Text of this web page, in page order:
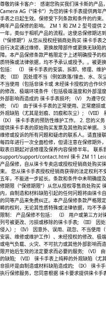
尊敬的徕卡客户： 感谢您购买我们徕卡新的产
Camera AG（“徕卡”）为您的徕卡手表提供两
手表之日起生效。保修受下列条款和条件的约束
两年产品保修的影响。 ZM 1 和 ZM 2 型号提供
一年，类似于相机产品的流程。这使总保修期达
（“保修期”）从您从授权经销商处购买 徕卡手
自行决定通过维修、更换故障部件或更换无缺陷
障。本产品保修条款严格限定于上述明确授予的
质特殊或法律依据，均不予承认或授予。。被更
包括： （I） 徕卡手表的安装、拆卸、修理、维
表; （III） 因处理不当（例如跌落/撞击、水、灰
不当使用（包括非徕卡或 未经徕卡授权的合作
的修改、极端环境条件（包括极端温度和外部湿
外部影响而造成的 徕卡手表损坏; （V） 为遵守
修; （VI） 由于徕卡手表的正常使用、正常磨损
外观缺陷（尤其是划痕、凹痕和灰尘）; （VIII）
（IX） 徕卡手表的预防性维护工作。 2. 您的义
提供徕卡手表的原始购买发票及其他购买单据。
维修或投诉的所有问题和疑虑的联系人。请直接
每四年进行一次全面检修，但请注意在保修期外
取表日期起对该修理及保养内容保修半年。 联
support/support/contact.html 徕卡 ZM 11
产品保修，自从徕卡专卖店或授权经销商处购买
束。 您从徕卡手表授权经销商获得的法定权利
五年，不能进一步延长。条款和条件中未明确提
修期限（“保修期限”）从您从授权零售商处购买
内，由制造和材料缺陷引起的任何问题将由徕卡
的同等产品来免费纠正。本产品保修条款严格限
畴的权利，无论其性质特殊或法律依据，均不予
限制： 产品保修不包括： （I） 用户或第三方
列号被更改、污损或移除的徕卡手表; （III） 因
侵入）; （IV） 因意外、误用、疏忽、不当使用
安装、维修或维护工作）、未经授权的修改、极
或电气负载、火灾、不可抗力或其他外部影响而
限开始后生效的法定要求而必要的服务; （VI）
的缺陷; （VII） 徕卡手表上纯粹的外观缺陷（尤
非损坏是由制造或材料缺陷造成的; （IX） 徕卡
执行保修服务，您同意根据 徕卡要求提供徕卡手